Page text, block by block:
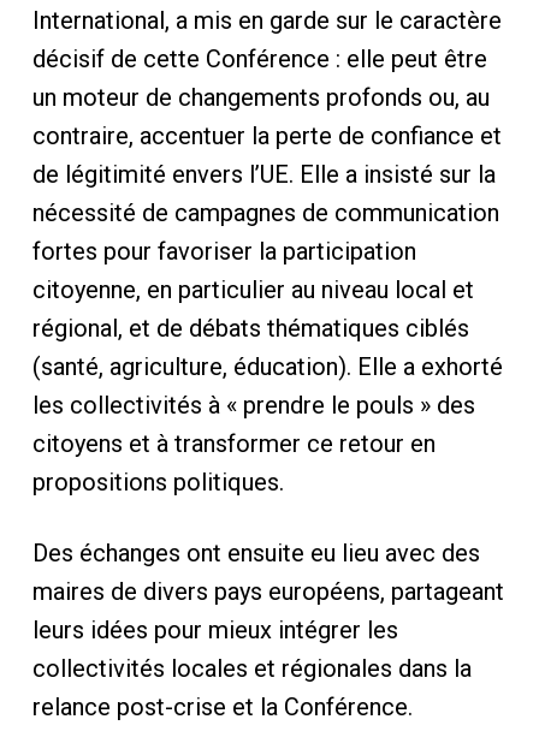
International, a mis en garde sur le caractère
décisif de cette Conférence : elle peut être
un moteur de changements profonds ou, au
contraire, accentuer la perte de confiance et
de légitimité envers l’UE. Elle a insisté sur la
nécessité de campagnes de communication
fortes pour favoriser la participation
citoyenne, en particulier au niveau local et
régional, et de débats thématiques ciblés
(santé, agriculture, éducation). Elle a exhorté
les collectivités à « prendre le pouls » des
citoyens et à transformer ce retour en
propositions politiques.
Des échanges ont ensuite eu lieu avec des
maires de divers pays européens, partageant
leurs idées pour mieux intégrer les
collectivités locales et régionales dans la
relance post-crise et la Conférence.